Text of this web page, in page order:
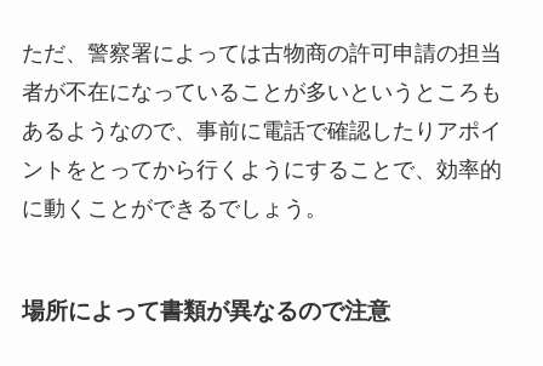
ただ、警察署によっては古物商の許可申請の担当
者が不在になっていることが多いというところも
あるようなので、事前に電話で確認したりアポイ
ントをとってから行くようにすることで、効率的
に動くことができるでしょう。
場所によって書類が異なるので注意